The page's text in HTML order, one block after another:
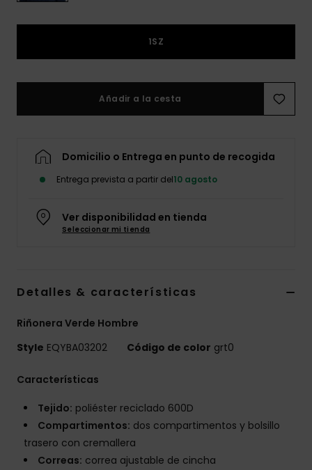
1SZ
Añadir a la cesta
Domicilio o Entrega en punto de recogida
Entrega prevista a partir del10 agosto
Ver disponibilidad en tienda
Seleccionar mi tienda
Detalles & características
Riñonera Verde Hombre
Style EQYBA03202 Código de color grt0
Características
Tejido: poliéster reciclado 600D
Compartimentos: dos compartimentos y bolsillo
trasero con cremallera
Correas: correa ajustable de cincha